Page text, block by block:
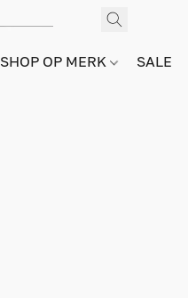
SHOP OP MERK SALE